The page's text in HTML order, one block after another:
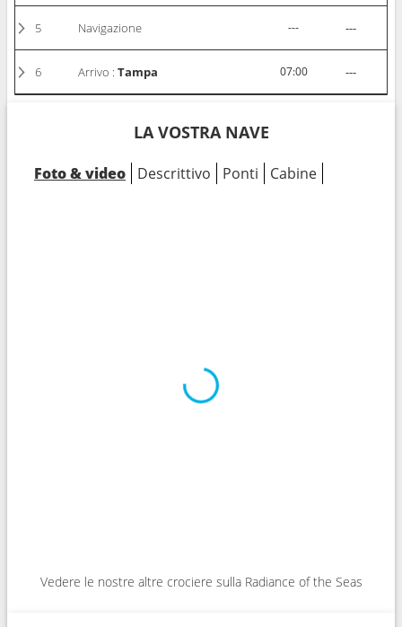
5 Navigazione --- ---
6 Arrivo :Tampa 07:00 ---
LA VOSTRA NAVE
Foto & video Descrittivo Ponti Cabine
Vedere le nostre altre crociere sulla Radiance of the Seas